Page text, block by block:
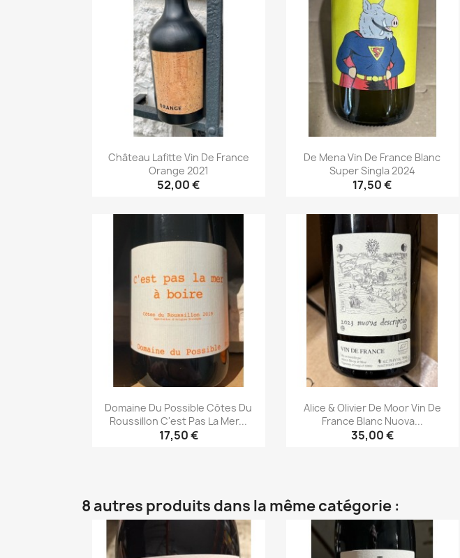
Château Lafitte Vin De France
Orange 2021
52,00 €
Aperçu rapide
De Mena Vin De France Blanc
Super Singla 2024
17,50 €
Aperçu rapide
Domaine Du Possible Côtes Du
Roussillon C'est Pas La Mer...
17,50 €
Alice & Olivier De Moor Vin De
France Blanc Nuova...
35,00 €
8 autres produits dans la même catégorie :